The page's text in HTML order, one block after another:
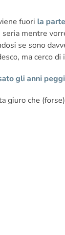
fuori la
mentre
se sono
ma cerco
gli anni
giuro che